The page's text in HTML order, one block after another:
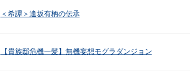
＜希譚＞逢坂有柄の伝承
【貴族邸危機一髪】無機妄想モグラダンジョン